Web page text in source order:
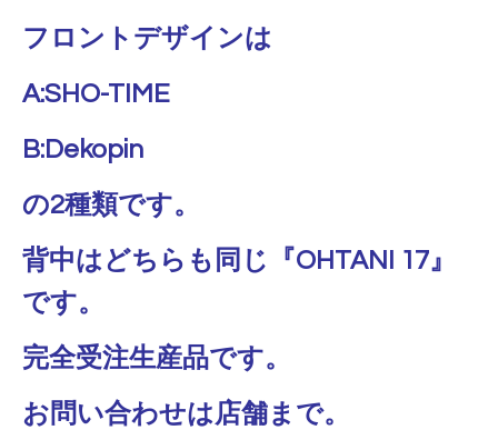
フロントデザインは
A:SHO-TIME
B:Dekopin
の2種類です。
背中はどちらも同じ『OHTANI 17』
です。
完全受注生産品です。
お問い合わせは店舗まで。